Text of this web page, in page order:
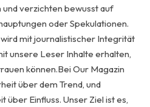
verzichten bewusst auf
oder Spekulationen.
mit journalistischer Integrität
unsere Leser Inhalte erhalten,
können.Bei Our Magazin
über dem Trend, und
über Einfluss. Unser Ziel ist es,